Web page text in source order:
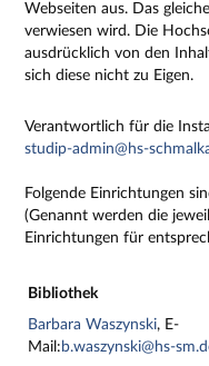
Webseiten aus. Das
verwiesen wird. Die
ausdrücklich von den
sich diese nicht zu Eigen.
Verantwortlich für die
studip-admin@hs-
Folgende Einrichtungen
(Genannt werden die
Einrichtungen für
Bibliothek
Barbara Waszynski, E-
Mail: b.waszynski@hs-